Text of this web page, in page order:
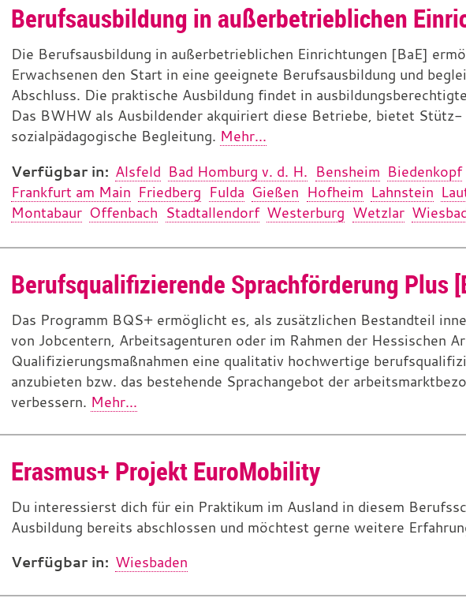
Berufsausbildung in außerbetrieblichen
Die Berufsausbildung in außerbetrieblichen Einrichtungen [BaE]
Erwachsenen den Start in eine geeignete Berufsausbildung und
Abschluss. Die praktische Ausbildung findet in
Das BWHW als Ausbildender akquiriert diese Betriebe, bietet
sozialpädagogische Begleitung. Mehr...
Verfügbar in: Alsfeld Bad Homburg v. d. H. Bensheim Biedenkopf
Frankfurt am Main Friedberg Fulda Gießen Hofheim Lahnstein
Montabaur Offenbach Stadtallendorf Westerburg Wetzlar
Berufsqualifizierende Sprachförderung Plus
Das Programm BQS+ ermöglicht es, als zusätzlichen Bestandteil
von Jobcentern, Arbeitsagenturen oder im Rahmen der Hessischen
Qualifizierungsmaßnahmen eine qualitativ hochwertige
anzubieten bzw. das bestehende Sprachangebot der
verbessern. Mehr...
Erasmus+ Projekt EuroMobility
Du interessierst dich für ein Praktikum im Ausland in diesem
Ausbildung bereits abschlossen und möchtest gerne weitere
Verfügbar in: Wiesbaden